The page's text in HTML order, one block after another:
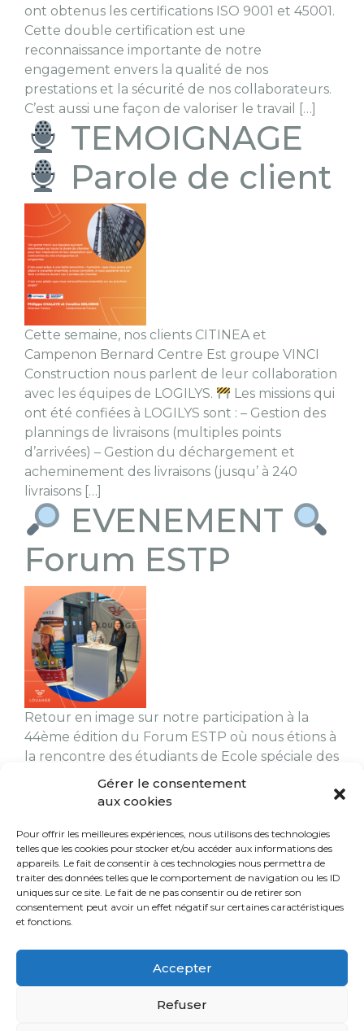
Gérer le consentement
aux cookies
Pour offrir les meilleures expériences, nous utilisons des technologies
telles que les cookies pour stocker et/ou accéder aux informations des
appareils. Le fait de consentir à ces technologies nous permettra de
traiter des données telles que le comportement de navigation ou les ID
uniques sur ce site. Le fait de ne pas consentir ou de retirer son
consentement peut avoir un effet négatif sur certaines caractéristiques
et fonctions.
Accepter
Refuser
ont obtenus les certifications ISO 9001 et 45001.
Cette double certification est une
reconnaissance importante de notre
engagement envers la qualité de nos
prestations et la sécurité de nos collaborateurs.
C’est aussi une façon de valoriser le travail […]
TEMOIGNAGE
Parole de client
Cette semaine, nos clients CITINEA et
Campenon Bernard Centre Est groupe VINCI
Construction nous parlent de leur collaboration
avec les équipes de LOGILYS.
Les missions qui
ont été confiées à LOGILYS sont : – Gestion des
plannings de livraisons (multiples points
d’arrivées) – Gestion du déchargement et
acheminement des livraisons (jusqu’ à 240
livraisons […]
EVENEMENT
Forum ESTP
Retour en image sur notre participation à la
44ème édition du Forum ESTP où nous étions à
la rencontre des étudiants de Ecole spéciale des
Travaux publics, du Bâtiment et de l’Industrie.
Estelle Derouineau – DAF du Groupe
MÉTUDIS et Emmanuelle UGOLINI – Chargée
de recrutement au sein […]
© TOUS DROITS RÉSERVÉS GROUPE LOUANGE
HISTOIRES ET VALEURS